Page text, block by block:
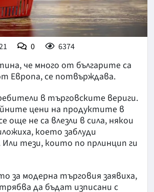
0 6374
че много от българите са
Европа, се потвърждава.
в търговските вериги.
цени на продуктите в
още не са влезли в сила, някои
което заблуди
тези, които по прлинцип ги
за модерна търговия заявиха,
да бъдат изписани с